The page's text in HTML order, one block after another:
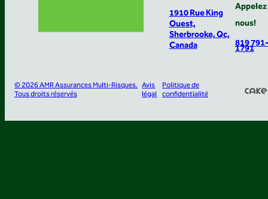
1910 Rue King
Ouest,
Sherbrooke, Qc,
Canada
Appelez
nous!
819 791-
1791
© 2026 AMR Assurances Multi-Risques.
Tous droits réservés
Avis
légal
Politique de
confidentialité